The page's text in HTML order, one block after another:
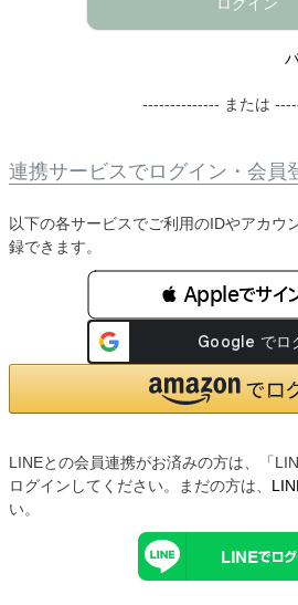
ログイン
-------------- または
連携サービスでログイン・会員
以下の各サービスでご利用のIDやアカウ
録できます。
 Appleでサイ
LINEとの会員連携がお済みの方は、「
ログインしてください。まだの方は、
い。